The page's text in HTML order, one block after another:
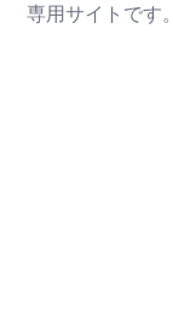
専用サイトです。